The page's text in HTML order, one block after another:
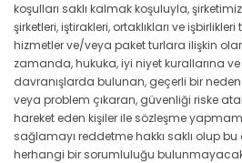
koşulları saklı kalmak koşuluyla,
şirketleri, iştirakleri, ortaklıkları ve
hizmetler ve/veya paket turlara ilişkin
zamanda, hukuka, iyi niyet kurallarına ve
davranışlarda bulunan, geçerli bir neden
veya problem çıkaran, güvenliği riske
hareket eden kişiler ile sözleşme
sağlamayı reddetme hakkı saklı olup
herhangi bir sorumluluğu